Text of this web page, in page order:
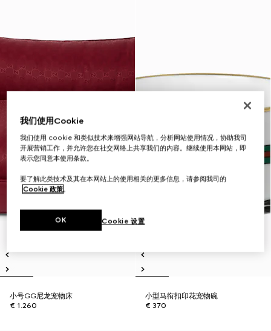
小号GG尼龙宠物床
€ 1.260
小型马衔扣印花宠物碗
€ 370
我们使用Cookie
我们使用 cookie 和类似技术来增强网站导航，分析网站使用情况，协助我司
开展营销工作，并允许您在社交网络上共享我们的内容。继续使用本网站，即
表示您同意本使用条款。
要了解此类技术及其在本网站上的使用相关的更多信息，请参阅我司的
Cookie 政策。
Cookie 设置
OK